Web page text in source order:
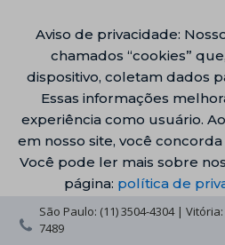
Aviso de privacidade:
chamados “cookies”
dispositivo, coletam dados
Essas informações
experiência como usuário.
em nosso site, você
Você pode ler mais sobre
página: política de
São Paulo: (11) 3504-4304 | Vitória:
7489